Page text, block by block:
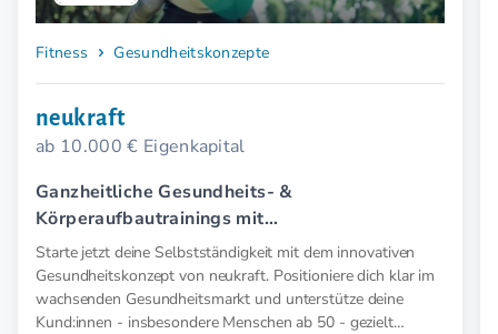
Fitness Gesundheitskonzepte
neukraft
ab 10.000 € Eigenkapital
Ganzheitliche Gesundheits- &
Körperaufbautrainings mit
Elektromyostimulation (EMS).
Starte jetzt deine Selbstständigkeit mit dem innovativen
Gesundheitskonzept von neukraft. Positioniere dich klar im
wachsenden Gesundheitsmarkt und unterstütze deine
Kund:innen - insbesondere Menschen ab 50 - gezielt